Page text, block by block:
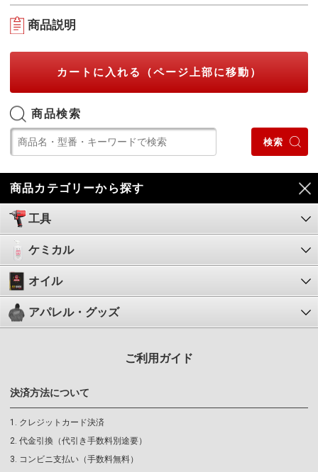
商品説明
カートに入れる（ページ上部に移動）
商品検索
商品カテゴリーから探す
工具
ケミカル
オイル
アパレル・グッズ
ご利用ガイド
決済方法について
クレジットカード決済
代金引換（代引き手数料別途要）
コンビニ支払い（手数料無料）